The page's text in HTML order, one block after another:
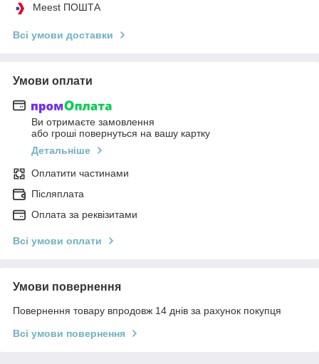
Meest ПОШТА
Всі умови доставки
Умови оплати
Ви отримаєте замовлення
або гроші повернуться на вашу картку
Детальніше
Оплатити частинами
Післяплата
Оплата за реквізитами
Всі умови оплати
Умови повернення
Повернення товару впродовж 14 днів за рахунок покупця
Всі умови повернення